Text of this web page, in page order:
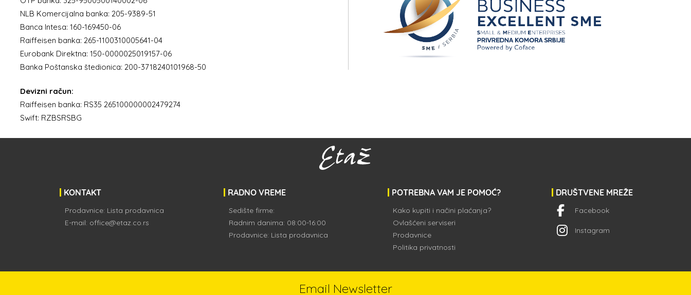
NLB Komercijalna banka: 205-9389-51
Banca Intesa: 160-169450-06
Raiffeisen banka: 265-1100310005641-04
Eurobank Direktna: 150-0000025019157-06
Banka Poštanska štedionica: 200-3718240101968-50
Devizni račun:
Raiffeisen banka: RS35 265100000002479274
Swift: RZBSRSBG
KONTAKT
Prodavnice: Lista prodavnica
E-mail: office@etaz.co.rs
RADNO VREME
Sedište firme:
Radnim danima: 08:00-16:00
Prodavnice: Lista prodavnica
POTREBNA VAM JE POMOĆ?
Kako kupiti i načini plaćanja?
Ovlašćeni serviseri
Prodavnice
Politika privatnosti
DRUŠTVENE MREŽE
Facebook
Instagram
Email Newsletter